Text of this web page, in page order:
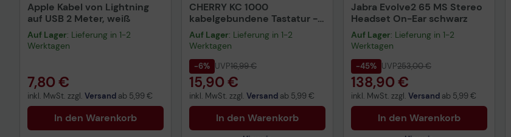
Apple Kabel von Lightning
auf USB 2 Meter, weiß
Auf Lager: Lieferung in 1-2
Werktagen
7,80 €
inkl. MwSt. zzgl. Versand ab 5,99 €
In den Warenkorb
CHERRY KC 1000
kabelgebundene Tastatur -
QWERTZ DE - schwarz
Auf Lager: Lieferung in 1-2
Werktagen
-6% UVP16,99 €
15,90 €
inkl. MwSt. zzgl. Versand ab 5,99 €
In den Warenkorb
Jabra Evolve2 65 MS Stereo
Headset On-Ear schwarz
Auf Lager: Lieferung in 1-2
Werktagen
-45% UVP253,00 €
138,90 €
inkl. MwSt. zzgl. Versand ab 5,99 €
In den Warenkorb